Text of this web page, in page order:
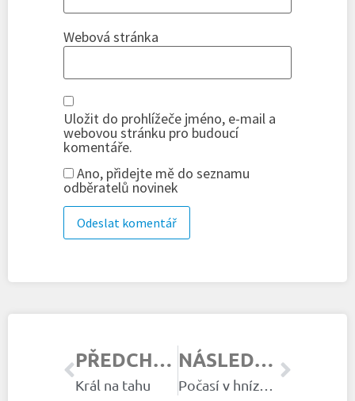
Webová stránka
Uložit do prohlížeče jméno, e-mail a
webovou stránku pro budoucí
komentáře.
Ano, přidejte mě do seznamu
odběratelů novinek
PŘEDCHOZÍ ČLÁNEK
Král na tahu
NÁSLEDUJÍCÍ ČLÁNEK
Počasí v hnízdní sezóně 2024